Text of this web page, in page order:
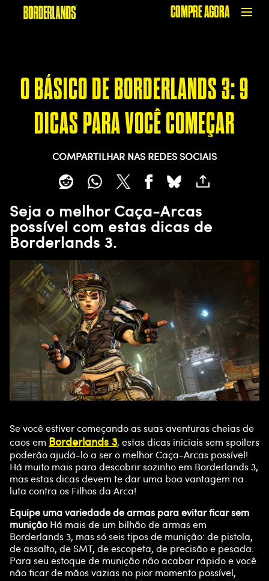
COMPRE AGORA
O BÁSICO DE BORDERLANDS 3: 9
DICAS PARA VOCÊ COMEÇAR
COMPARTILHAR NAS REDES SOCIAIS
Seja o melhor Caça-Arcas
possível com estas dicas de
Borderlands 3.
Se você estiver começando as suas aventuras cheias de
caos em Borderlands 3, estas dicas iniciais sem spoilers
poderão ajudá-lo a ser o melhor Caça-Arcas possível!
Há muito mais para descobrir sozinho em Borderlands 3,
mas estas dicas devem te dar uma boa vantagem na
luta contra os Filhos da Arca!
Equipe uma variedade de armas para evitar ficar sem
muniçãoHá mais de um bilhão de armas em
Borderlands 3, mas só seis tipos de munição: de pistola,
de assalto, de SMT, de escopeta, de precisão e pesada.
Para seu estoque de munição não acabar rápido e você
não ficar de mãos vazias no pior momento possível,